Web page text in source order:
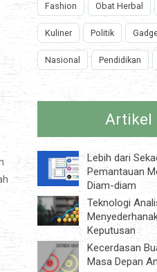
Fashion Obat Herbal
Kuliner Politik
Nasional Pendidikan
Artikel
Lebih dari
Pemantauan
Diam-diam
Teknologi
Keputusan
Kecerdasan
Masa Depan